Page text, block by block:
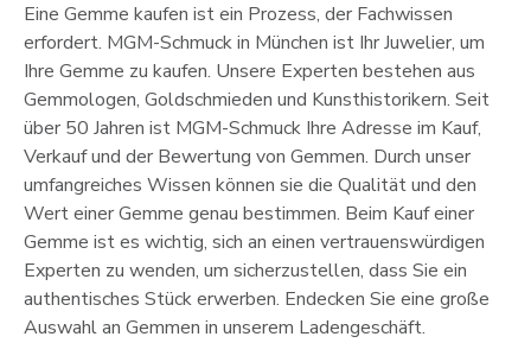
Eine Gemme kaufen ist ein Prozess, der Fachwissen
erfordert. MGM-Schmuck in München ist Ihr Juwelier, um
Ihre Gemme zu kaufen. Unsere Experten bestehen aus
Gemmologen, Goldschmieden und Kunsthistorikern. Seit
über 50 Jahren ist MGM-Schmuck Ihre Adresse im Kauf,
Verkauf und der Bewertung von Gemmen. Durch unser
umfangreiches Wissen können sie die Qualität und den
Wert einer Gemme genau bestimmen. Beim Kauf einer
Gemme ist es wichtig, sich an einen vertrauenswürdigen
Experten zu wenden, um sicherzustellen, dass Sie ein
authentisches Stück erwerben. Endecken Sie eine große
Auswahl an Gemmen in unserem Ladengeschäft.